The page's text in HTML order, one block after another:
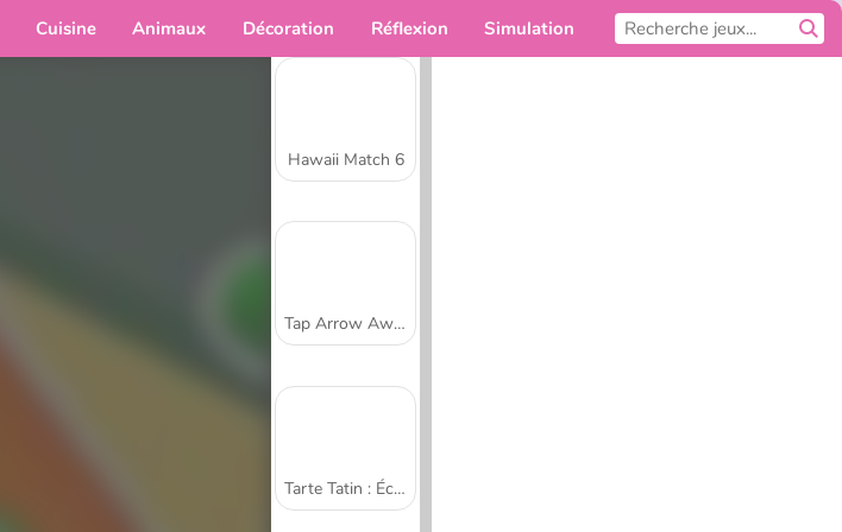
Cuisine Animaux Décoration Réflexion Simulation
Hawaii Match 6
Tap Arrow Away
Tarte Tatin : École de cuisine de Sara